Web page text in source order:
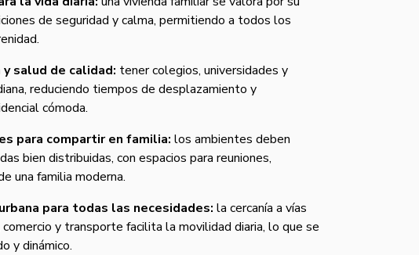
de seguridad y calma, permitiendo a todos los
salud de calidad: tener colegios, universidades y
reduciendo tiempos de desplazamiento y
cómoda.
para compartir en familia: los ambientes deben
bien distribuidas, con espacios para reuniones,
una familia moderna.
para todas las necesidades: la cercanía a vías
y transporte facilita la movilidad diaria, lo que se
y dinámico.